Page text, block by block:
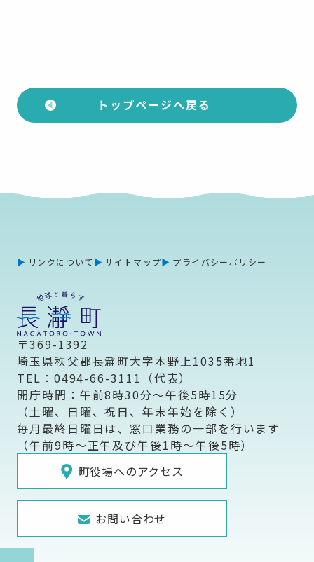
トップページへ戻る
リンクについて サイトマップ プライバシーポリシー
〒369-1392
埼玉県秩父郡長瀞町大字本野上1035番地1
TEL：0494-66-3111（代表）
開庁時間：午前8時30分～午後5時15分
（土曜、日曜、祝日、年末年始を除く）
毎月最終日曜日は、窓口業務の一部を行います
（午前9時～正午及び午後1時～午後5時）
町役場へのアクセス
お問い合わせ